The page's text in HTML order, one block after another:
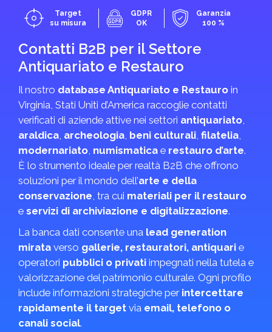
Target
su misura
GDPR
OK
Garanzia
100 %
Contatti B2B per il Settore
Antiquariato e Restauro
Il nostro database Antiquariato e Restauro in
Virginia, Stati Uniti d’America raccoglie contatti
verificati di aziende attive nei settori antiquariato,
araldica, archeologia, beni culturali, filatelia,
modernariato, numismatica e restauro d’arte.
È lo strumento ideale per realtà B2B che offrono
soluzioni per il mondo dell’arte e della
conservazione, tra cui materiali per il restauro
e servizi di archiviazione e digitalizzazione.
La banca dati consente una lead generation
mirata verso gallerie, restauratori, antiquari e
operatori pubblici o privati impegnati nella tutela e
valorizzazione del patrimonio culturale. Ogni profilo
include informazioni strategiche per intercettare
rapidamente il target via email, telefono o
canali social.